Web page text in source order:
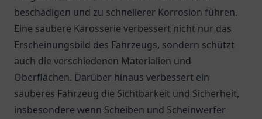
beschädigen und zu schnellerer Korrosion führen.
Eine saubere Karosserie verbessert nicht nur das
Erscheinungsbild des Fahrzeugs, sondern schützt
auch die verschiedenen Materialien und
Oberflächen. Darüber hinaus verbessert ein
sauberes Fahrzeug die Sichtbarkeit und Sicherheit,
insbesondere wenn Scheiben und Scheinwerfer